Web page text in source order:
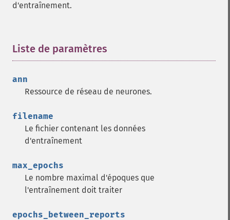
d'entraînement.
Liste de paramètres
ann
Ressource de réseau de neurones.
filename
Le fichier contenant les données
d'entraînement
max_epochs
Le nombre maximal d'époques que
l'entraînement doit traiter
epochs_between_reports